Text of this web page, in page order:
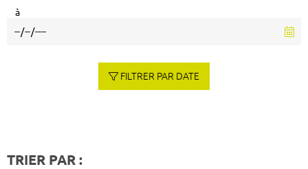
à
FILTRER PAR DATE
TRIER PAR :